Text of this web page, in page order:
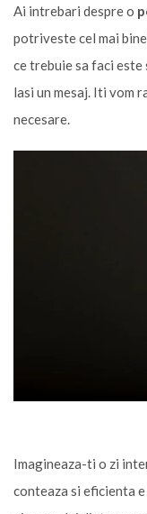
Ai intrebari despre o
potriveste cel mai
ce trebuie sa faci este
lasi un mesaj. Iti vom
necesare.
Imagineaza-ti o zi
conteaza si eficienta